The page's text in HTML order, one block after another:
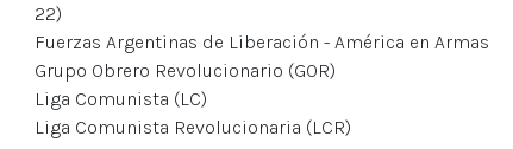
22)
Fuerzas Argentinas de Liberación - América en Armas
Grupo Obrero Revolucionario (GOR)
Liga Comunista (LC)
Liga Comunista Revolucionaria (LCR)